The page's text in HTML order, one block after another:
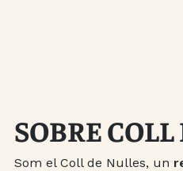
SOBRE
Som el Coll de Nulles, un